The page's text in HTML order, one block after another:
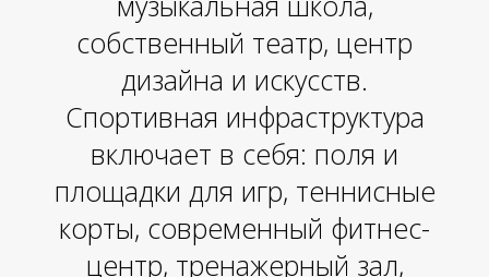
собственный театр, центр
дизайна и искусств.
Спортивная инфраструктура
включает в себя: поля и
площадки для игр, теннисные
корты, современный фитнес-
центр, тренажерный зал,